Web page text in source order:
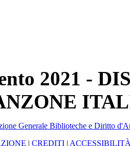
2021 -
Generale Biblioteche e Diritto
| CREDITI |